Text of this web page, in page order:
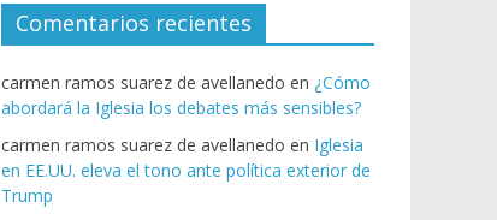
Comentarios recientes
carmen ramos suarez de avellanedo en ¿Cómo
abordará la Iglesia los debates más sensibles?
carmen ramos suarez de avellanedo en Iglesia
en EE.UU. eleva el tono ante política exterior de
Trump